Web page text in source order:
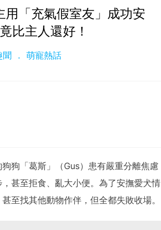
「充氣假室友」成功安
比主人還好！
聞 萌寵熱話
狗「葛斯」（Gus）患有嚴重分離焦慮
甚至拒食、亂大小便。為了安撫愛犬情
至找其他動物作伴，但全都失敗收場。